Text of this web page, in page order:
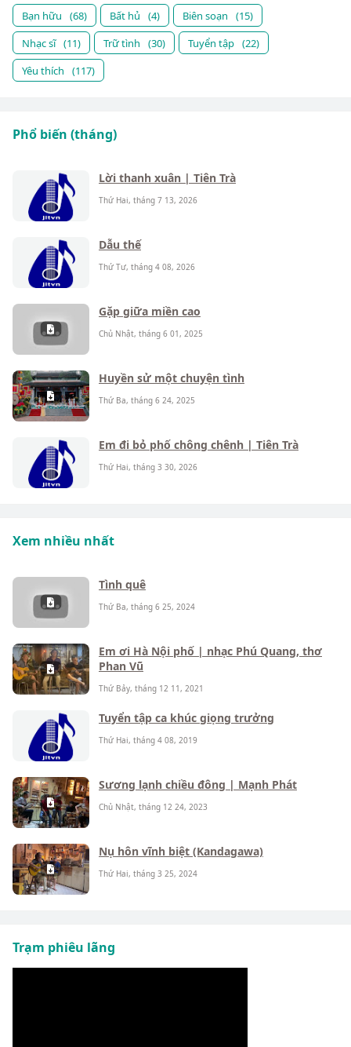
Bạn hữu (68) Bất hủ (4) Biên soạn
(15)
Nhạc sĩ (11) Trữ tình (30) Tuyển tập (22)
Yêu thích
(117)
Phổ biến (tháng)
Lời thanh xuân | Tiên Trà
Thứ Hai, tháng 7 13, 2026
Dẫu thế
Thứ Tư, tháng 4 08, 2026
Gặp giữa miền cao
Chủ Nhật, tháng 6 01, 2025
Huyền sử một chuyện tình
Thứ Ba, tháng 6 24, 2025
Em đi bỏ phố chông chênh | Tiên Trà
Thứ Hai, tháng 3 30, 2026
Xem nhiều nhất
Tình quê
Thứ Ba, tháng 6 25, 2024
Em ơi Hà Nội phố | nhạc Phú Quang, thơ
Phan Vũ
Thứ Bảy, tháng 12 11, 2021
Tuyển tập ca khúc giọng trưởng
Thứ Hai, tháng 4 08, 2019
Sương lạnh chiều đông | Mạnh Phát
Chủ Nhật, tháng 12 24, 2023
Nụ hôn vĩnh biệt (Kandagawa)
Thứ Hai, tháng 3 25, 2024
Trạm phiêu lãng